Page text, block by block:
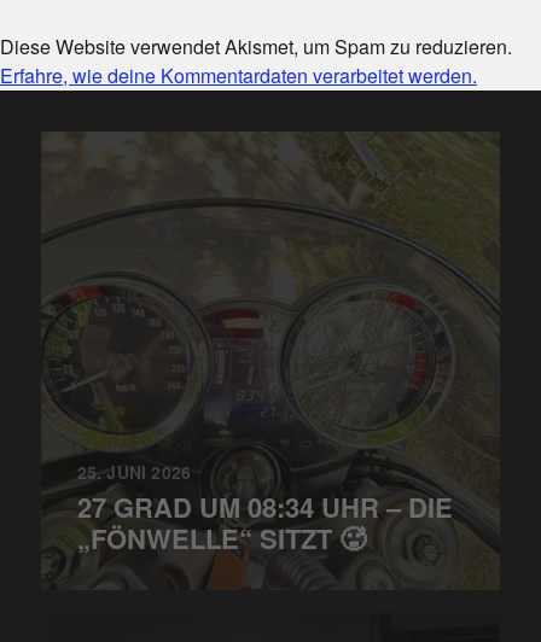
Diese Website verwendet Akismet, um Spam zu reduzieren.
Erfahre, wie deine Kommentardaten verarbeitet werden.
25. JUNI 2026
27 GRAD UM 08:34 UHR – DIE
„FÖNWELLE“ SITZT 🥵